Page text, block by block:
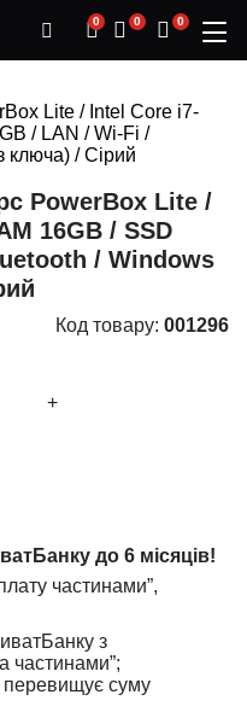
0 0 0
Lite / Intel Core i7-
/ LAN / Wi-Fi /
ключа) / Сірий
PowerBox Lite /
16GB / SSD
/ Windows
Код товару: 001296
+
до 6 місяців!
частинами”,
з
частинами”;
перевищує суму